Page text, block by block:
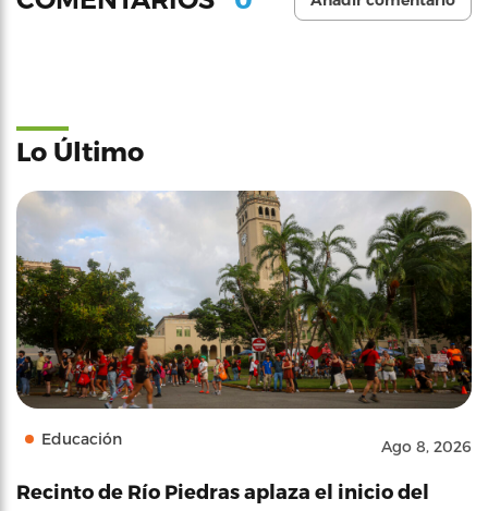
Lo Último
Educación Ago 8, 2026
Recinto de Río Piedras aplaza el inicio del